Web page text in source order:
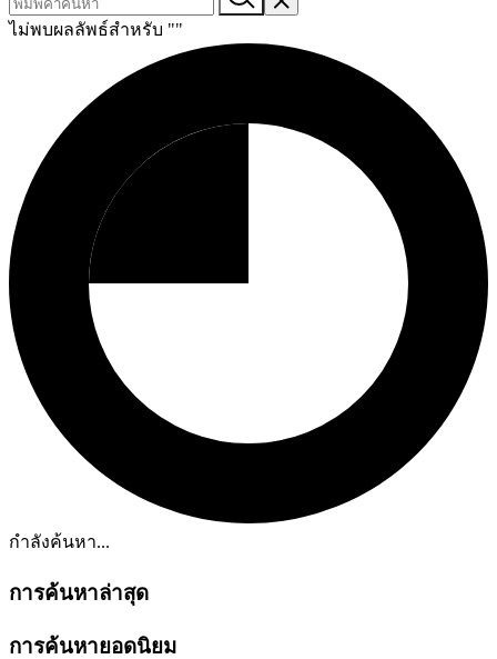
ไม่พบผลลัพธ์สำหรับ ""
กำลังค้นหา...
การค้นหาล่าสุด
การค้นหายอดนิยม